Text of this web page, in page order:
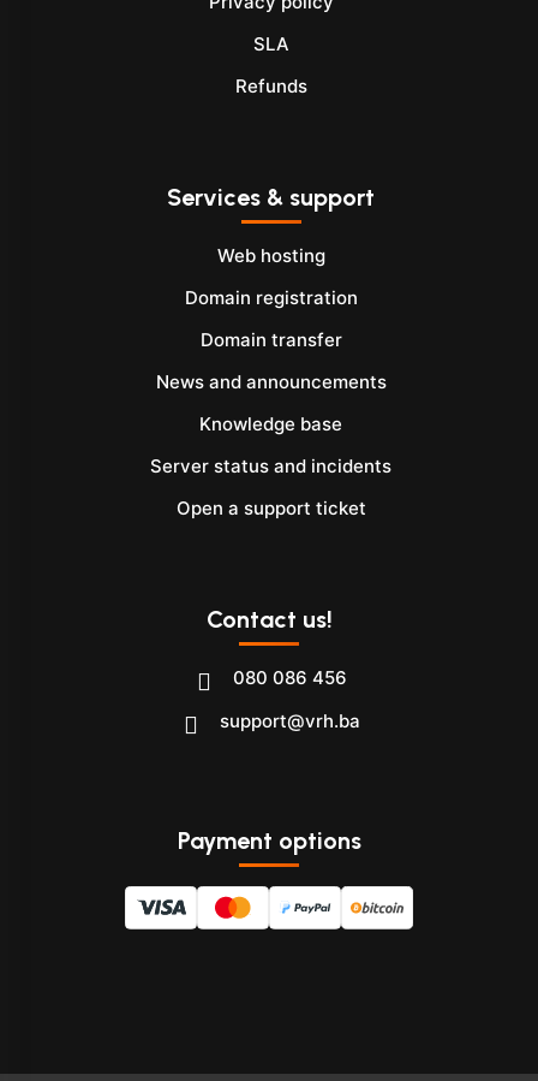
SLA
Refunds
Services & support
Web hosting
Domain registration
Domain transfer
News and announcements
Knowledge base
Server status and incidents
Open a support ticket
Contact us!
080 086 456
support@vrh.ba
Payment options